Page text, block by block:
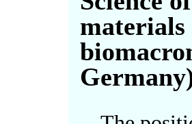
materials